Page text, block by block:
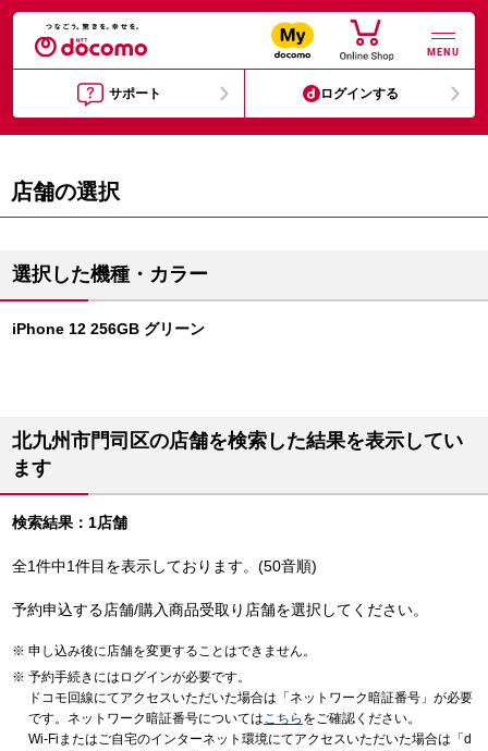
MENU
サポート ログインする
店舗の選択
選択した機種・カラー
iPhone 12 256GB グリーン
北九州市門司区の店舗を検索した結果を表示してい
ます
検索結果：1店舗
全1件中1件目を表示しております。(50音順)
予約申込する店舗/購入商品受取り店舗を選択してください。
申し込み後に店舗を変更することはできません。
予約手続きにはログインが必要です。
ドコモ回線にてアクセスいただいた場合は「ネットワーク暗証番号」が必要
です。ネットワーク暗証番号についてはこちら をご確認ください。
Wi-Fiまたはご自宅のインターネット環境にてアクセスいただいた場合は「d